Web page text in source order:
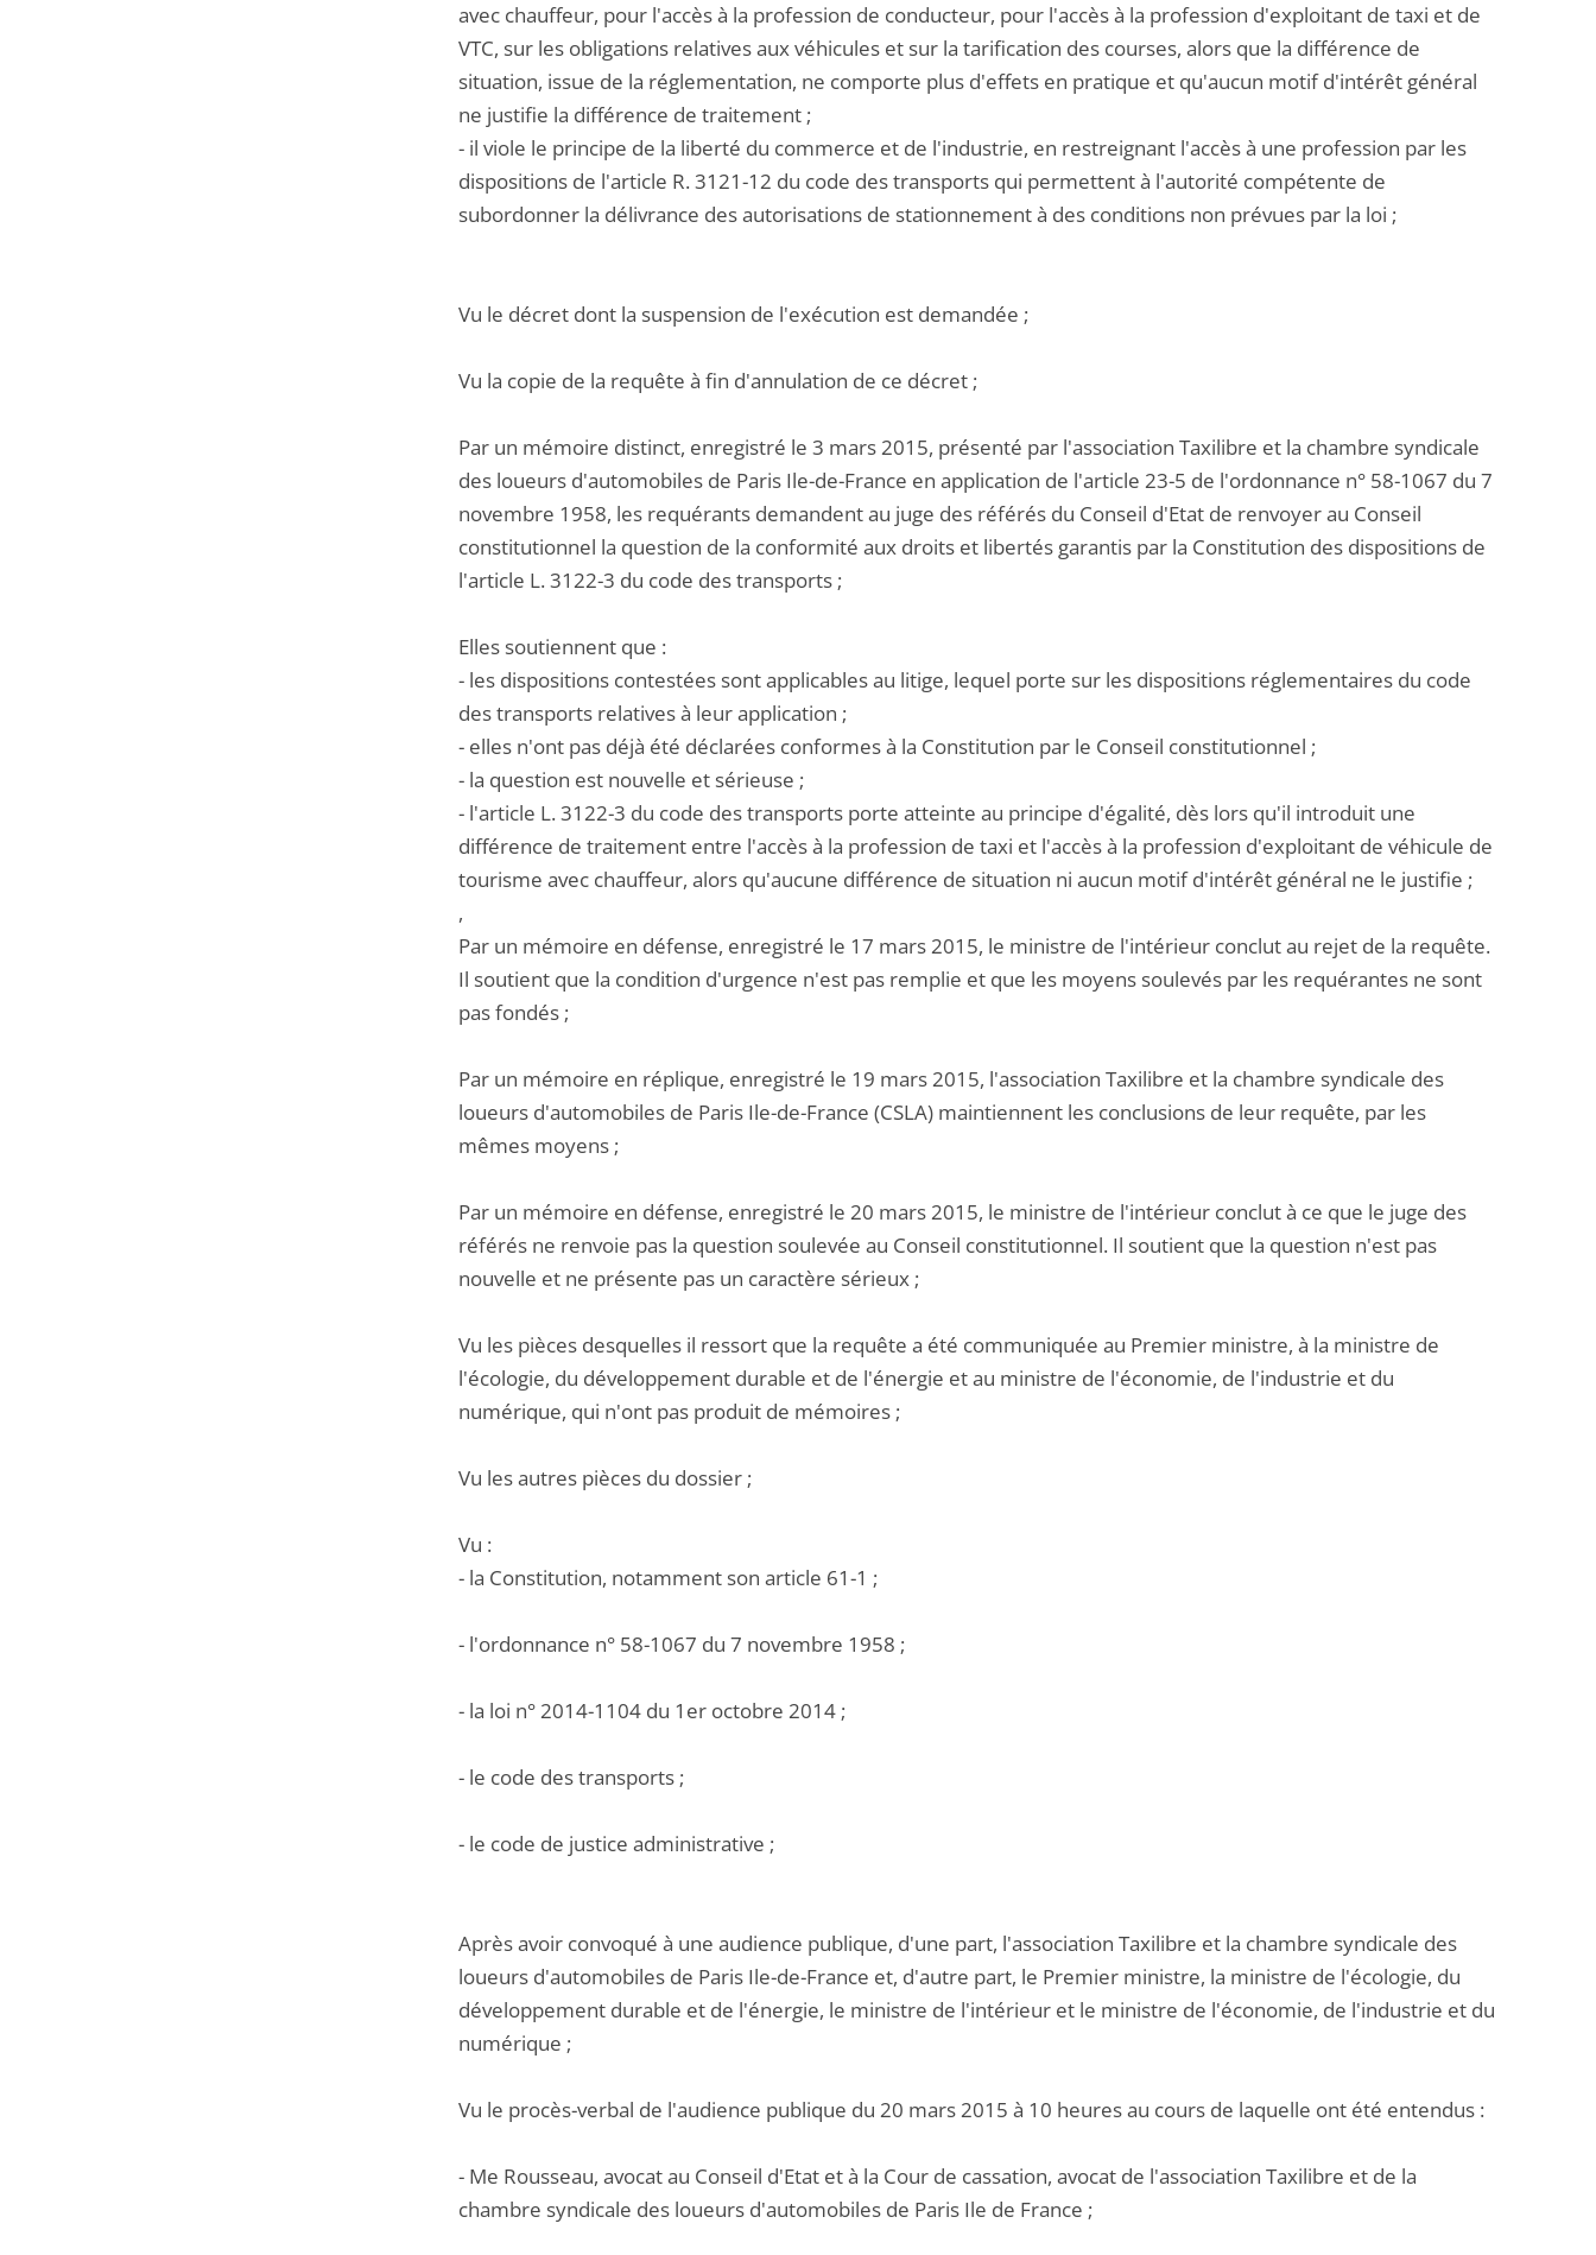
avec chauffeur, pour l'accès à la profession de conducteur, pour l'accès à la profession d'exploitant de taxi et de
VTC, sur les obligations relatives aux véhicules et sur la tarification des courses, alors que la différence de
situation, issue de la réglementation, ne comporte plus d'effets en pratique et qu'aucun motif d'intérêt général
ne justifie la différence de traitement ;
- il viole le principe de la liberté du commerce et de l'industrie, en restreignant l'accès à une profession par les
dispositions de l'article R. 3121-12 du code des transports qui permettent à l'autorité compétente de
subordonner la délivrance des autorisations de stationnement à des conditions non prévues par la loi ;
Vu le décret dont la suspension de l'exécution est demandée ;
Vu la copie de la requête à fin d'annulation de ce décret ;
Par un mémoire distinct, enregistré le 3 mars 2015, présenté par l'association Taxilibre et la chambre syndicale
des loueurs d'automobiles de Paris Ile-de-France en application de l'article 23-5 de l'ordonnance n° 58-1067 du 7
novembre 1958, les requérants demandent au juge des référés du Conseil d'Etat de renvoyer au Conseil
constitutionnel la question de la conformité aux droits et libertés garantis par la Constitution des dispositions de
l'article L. 3122-3 du code des transports ;
Elles soutiennent que :
- les dispositions contestées sont applicables au litige, lequel porte sur les dispositions réglementaires du code
des transports relatives à leur application ;
- elles n'ont pas déjà été déclarées conformes à la Constitution par le Conseil constitutionnel ;
- la question est nouvelle et sérieuse ;
- l'article L. 3122-3 du code des transports porte atteinte au principe d'égalité, dès lors qu'il introduit une
différence de traitement entre l'accès à la profession de taxi et l'accès à la profession d'exploitant de véhicule de
tourisme avec chauffeur, alors qu'aucune différence de situation ni aucun motif d'intérêt général ne le justifie ;
,
Par un mémoire en défense, enregistré le 17 mars 2015, le ministre de l'intérieur conclut au rejet de la requête.
Il soutient que la condition d'urgence n'est pas remplie et que les moyens soulevés par les requérantes ne sont
pas fondés ;
Par un mémoire en réplique, enregistré le 19 mars 2015, l'association Taxilibre et la chambre syndicale des
loueurs d'automobiles de Paris Ile-de-France (CSLA) maintiennent les conclusions de leur requête, par les
mêmes moyens ;
Par un mémoire en défense, enregistré le 20 mars 2015, le ministre de l'intérieur conclut à ce que le juge des
référés ne renvoie pas la question soulevée au Conseil constitutionnel. Il soutient que la question n'est pas
nouvelle et ne présente pas un caractère sérieux ;
Vu les pièces desquelles il ressort que la requête a été communiquée au Premier ministre, à la ministre de
l'écologie, du développement durable et de l'énergie et au ministre de l'économie, de l'industrie et du
numérique, qui n'ont pas produit de mémoires ;
Vu les autres pièces du dossier ;
Vu :
- la Constitution, notamment son article 61-1 ;
- l'ordonnance n° 58-1067 du 7 novembre 1958 ;
- la loi n° 2014-1104 du 1er octobre 2014 ;
- le code des transports ;
- le code de justice administrative ;
Après avoir convoqué à une audience publique, d'une part, l'association Taxilibre et la chambre syndicale des
loueurs d'automobiles de Paris Ile-de-France et, d'autre part, le Premier ministre, la ministre de l'écologie, du
développement durable et de l'énergie, le ministre de l'intérieur et le ministre de l'économie, de l'industrie et du
numérique ;
Vu le procès-verbal de l'audience publique du 20 mars 2015 à 10 heures au cours de laquelle ont été entendus :
- Me Rousseau, avocat au Conseil d'Etat et à la Cour de cassation, avocat de l'association Taxilibre et de la
chambre syndicale des loueurs d'automobiles de Paris Ile de France ;